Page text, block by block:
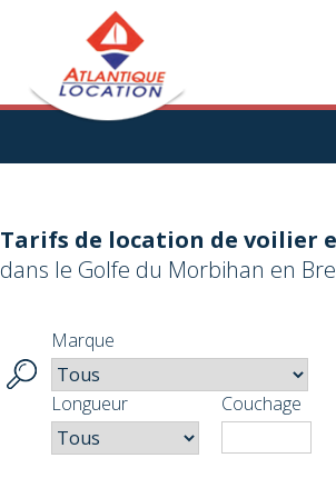
Aller au contenu principal
Tarifs de location de voilier
dans le Golfe du Morbihan en
Marque
Longueur Couchage